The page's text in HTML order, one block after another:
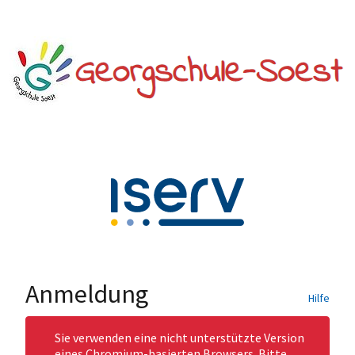
Anmeldung Hilfe
Sie verwenden eine nicht unterstützte Version